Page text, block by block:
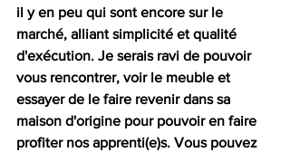
il y en peu qui sont encore sur le
marché, alliant simplicité et qualité
d'exécution. Je serais ravi de pouvoir
vous rencontrer, voir le meuble et
essayer de le faire revenir dans sa
maison d'origine pour pouvoir en faire
profiter nos apprenti(e)s. Vous pouvez